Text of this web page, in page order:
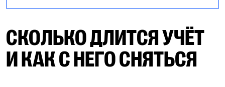
СКОЛЬКО ДЛИТСЯ УЧЁТ
И КАК С НЕГО СНЯТЬСЯ